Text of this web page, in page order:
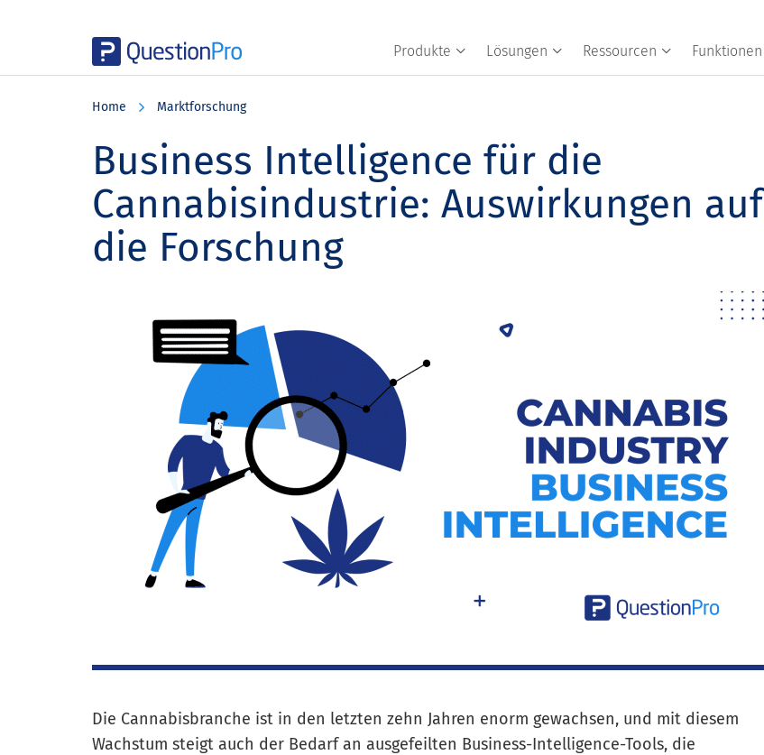
Produkte Lösungen Ressourcen Funktionen
Home Marktforschung
Business Intelligence für die
Cannabisindustrie: Auswirkungen auf
die Forschung
Die Cannabisbranche ist in den letzten zehn Jahren enorm gewachsen, und mit diesem
Wachstum steigt auch der Bedarf an ausgefeilten Business-Intelligence-Tools, die